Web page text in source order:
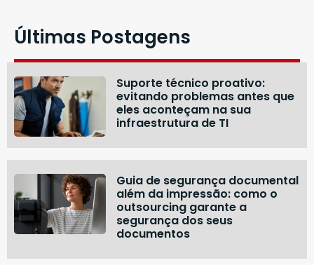
Últimas Postagens
Suporte técnico proativo:
evitando problemas antes que
eles aconteçam na sua
infraestrutura de TI
Guia de segurança documental
além da impressão: como o
outsourcing garante a
segurança dos seus
documentos